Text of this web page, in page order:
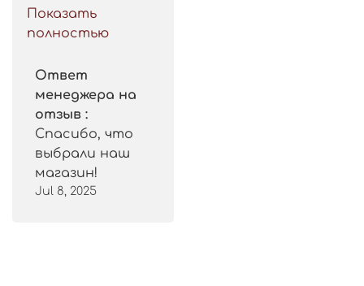
такой цены.
Рекомендую.
Показать
полностью
Ответ
менеджера на
отзыв :
Спасибо, что
выбрали наш
магазин!
Jul 8, 2025